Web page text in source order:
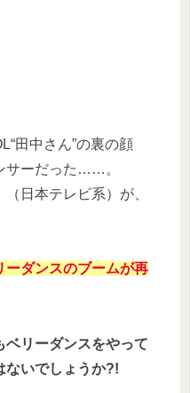
田中さん”の裏の顔
サーだった……。
日本テレビ系）が、
ーダンスのブームが再
ベリーダンスをやって
ないでしょうか?!